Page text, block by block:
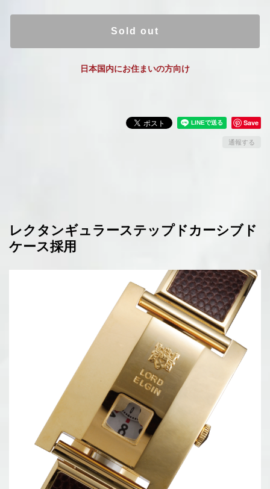
Sold out
日本国内にお住まいの方向け
Save
通報する
レクタンギュラーステップドカーシブド
ケース採用